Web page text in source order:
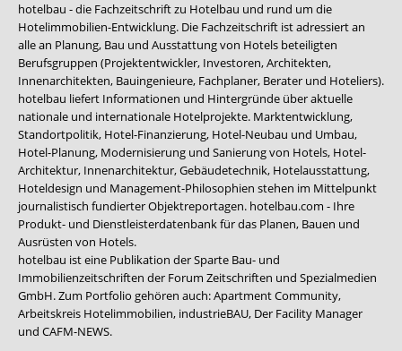
hotelbau - die Fachzeitschrift zu Hotelbau und rund um die
Hotelimmobilien-Entwicklung. Die Fachzeitschrift ist adressiert an
alle an Planung, Bau und Ausstattung von Hotels beteiligten
Berufsgruppen (Projektentwickler, Investoren, Architekten,
Innenarchitekten, Bauingenieure, Fachplaner, Berater und Hoteliers).
hotelbau liefert Informationen und Hintergründe über aktuelle
nationale und internationale Hotelprojekte. Marktentwicklung,
Standortpolitik, Hotel-Finanzierung, Hotel-Neubau und Umbau,
Hotel-Planung, Modernisierung und Sanierung von Hotels, Hotel-
Architektur, Innenarchitektur, Gebäudetechnik, Hotelausstattung,
Hoteldesign und Management-Philosophien stehen im Mittelpunkt
journalistisch fundierter Objektreportagen. hotelbau.com - Ihre
Produkt- und Dienstleisterdatenbank für das Planen, Bauen und
Ausrüsten von Hotels.
hotelbau ist eine Publikation der Sparte Bau- und
Immobilienzeitschriften der Forum Zeitschriften und Spezialmedien
GmbH. Zum Portfolio gehören auch:Apartment Community,
Arbeitskreis Hotelimmobilien, industrieBAU, Der Facility Manager
und CAFM-NEWS.